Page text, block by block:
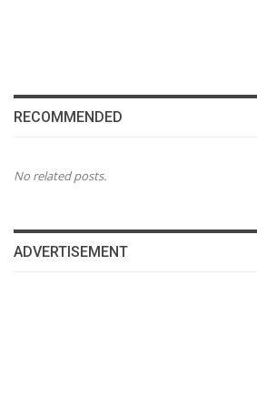
RECOMMENDED
No related posts.
ADVERTISEMENT